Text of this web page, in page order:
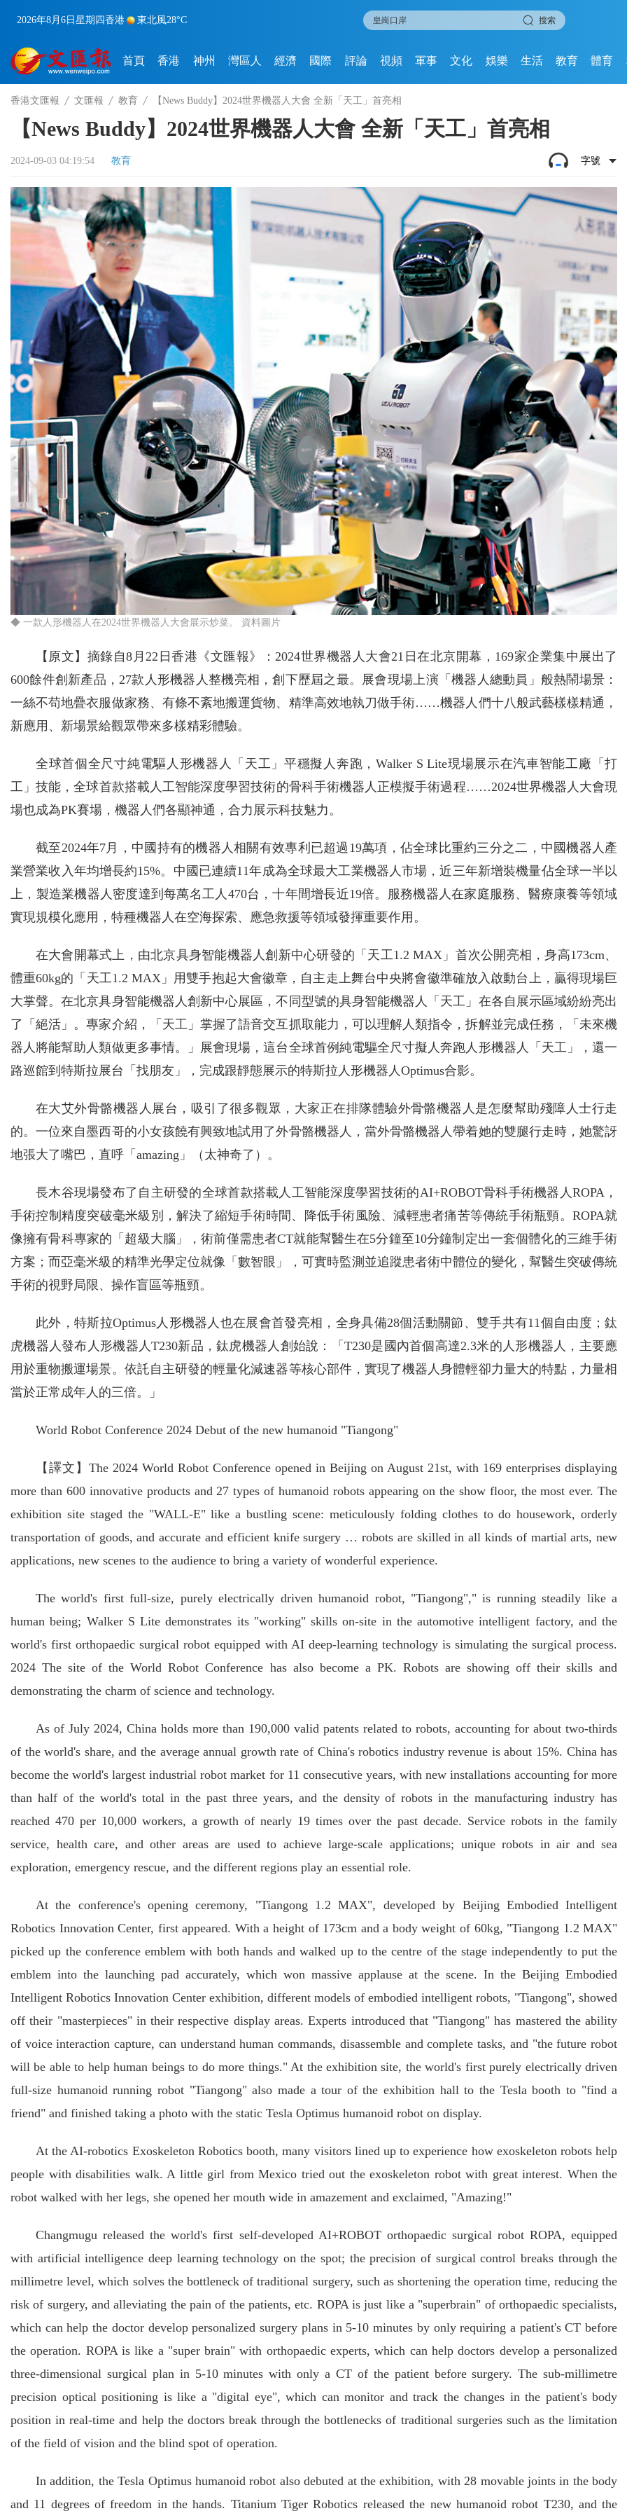
2026年8月6日 星期四香港 東北風28°C 搜索
首頁 香港 神州 灣區人 經濟 國際 評論 視頻 軍事 文化 娛樂 生活 教育 體育
香港文匯報 文匯報 教育 【News Buddy】2024世界機器人大會 全新「天工」首亮相
【News Buddy】2024世界機器人大會 全新「天工」首亮相
2024-09-03 04:19:54 教育 字號
◆ 一款人形機器人在2024世界機器人大會展示炒菜。 資料圖片
【原文】摘錄自8月22日香港《文匯報》：2024世界機器人大會21日在北京開幕，169家企業集中展出了
600餘件創新產品，27款人形機器人整機亮相，創下歷屆之最。展會現場上演「機器人總動員」般熱鬧場景：
一絲不苟地疊衣服做家務、有條不紊地搬運貨物、精準高效地執刀做手術……機器人們十八般武藝樣樣精通，
新應用、新場景給觀眾帶來多樣精彩體驗。
全球首個全尺寸純電驅人形機器人「天工」平穩擬人奔跑，Walker S Lite現場展示在汽車智能工廠「打
工」技能，全球首款搭載人工智能深度學習技術的骨科手術機器人正模擬手術過程……2024世界機器人大會現
場也成為PK賽場，機器人們各顯神通，合力展示科技魅力。
截至2024年7月，中國持有的機器人相關有效專利已超過19萬項，佔全球比重約三分之二，中國機器人產
業營業收入年均增長約15%。中國已連續11年成為全球最大工業機器人市場，近三年新增裝機量佔全球一半以
上，製造業機器人密度達到每萬名工人470台，十年間增長近19倍。服務機器人在家庭服務、醫療康養等領域
實現規模化應用，特種機器人在空海探索、應急救援等領域發揮重要作用。
在大會開幕式上，由北京具身智能機器人創新中心研發的「天工1.2 MAX」首次公開亮相，身高173cm、
體重60kg的「天工1.2 MAX」用雙手抱起大會徽章，自主走上舞台中央將會徽準確放入啟動台上，贏得現場巨
大掌聲。在北京具身智能機器人創新中心展區，不同型號的具身智能機器人「天工」在各自展示區域紛紛亮出
了「絕活」。專家介紹，「天工」掌握了語音交互抓取能力，可以理解人類指令，拆解並完成任務，「未來機
器人將能幫助人類做更多事情。」展會現場，這台全球首例純電驅全尺寸擬人奔跑人形機器人「天工」，還一
路巡館到特斯拉展台「找朋友」，完成跟靜態展示的特斯拉人形機器人Optimus合影。
在大艾外骨骼機器人展台，吸引了很多觀眾，大家正在排隊體驗外骨骼機器人是怎麼幫助殘障人士行走
的。一位來自墨西哥的小女孩饒有興致地試用了外骨骼機器人，當外骨骼機器人帶着她的雙腿行走時，她驚訝
地張大了嘴巴，直呼「amazing」（太神奇了）。
長木谷現場發布了自主研發的全球首款搭載人工智能深度學習技術的AI+ROBOT骨科手術機器人ROPA，
手術控制精度突破毫米級別，解決了縮短手術時間、降低手術風險、減輕患者痛苦等傳統手術瓶頸。ROPA就
像擁有骨科專家的「超級大腦」，術前僅需患者CT就能幫醫生在5分鐘至10分鐘制定出一套個體化的三維手術
方案；而亞毫米級的精準光學定位就像「數智眼」，可實時監測並追蹤患者術中體位的變化，幫醫生突破傳統
手術的視野局限、操作盲區等瓶頸。
此外，特斯拉Optimus人形機器人也在展會首發亮相，全身具備28個活動關節、雙手共有11個自由度；鈦
虎機器人發布人形機器人T230新品，鈦虎機器人創始說：「T230是國內首個高達2.3米的人形機器人，主要應
用於重物搬運場景。依託自主研發的輕量化減速器等核心部件，實現了機器人身體輕卻力量大的特點，力量相
當於正常成年人的三倍。」
World Robot Conference 2024 Debut of the new humanoid "Tiangong"
【譯文】The 2024 World Robot Conference opened in Beijing on August 21st, with 169 enterprises displaying
more than 600 innovative products and 27 types of humanoid robots appearing on the show floor, the most ever. The
exhibition site staged the "WALL-E" like a bustling scene: meticulously folding clothes to do housework, orderly
transportation of goods, and accurate and efficient knife surgery … robots are skilled in all kinds of martial arts, new
applications, new scenes to the audience to bring a variety of wonderful experience.
The world's first full-size, purely electrically driven humanoid robot, "Tiangong"," is running steadily like a
human being; Walker S Lite demonstrates its "working" skills on-site in the automotive intelligent factory, and the
world's first orthopaedic surgical robot equipped with AI deep-learning technology is simulating the surgical process.
2024 The site of the World Robot Conference has also become a PK. Robots are showing off their skills and
demonstrating the charm of science and technology.
As of July 2024, China holds more than 190,000 valid patents related to robots, accounting for about two-thirds
of the world's share, and the average annual growth rate of China's robotics industry revenue is about 15%. China has
become the world's largest industrial robot market for 11 consecutive years, with new installations accounting for more
than half of the world's total in the past three years, and the density of robots in the manufacturing industry has
reached 470 per 10,000 workers, a growth of nearly 19 times over the past decade. Service robots in the family
service, health care, and other areas are used to achieve large-scale applications; unique robots in air and sea
exploration, emergency rescue, and the different regions play an essential role.
At the conference's opening ceremony, "Tiangong 1.2 MAX", developed by Beijing Embodied Intelligent
Robotics Innovation Center, first appeared. With a height of 173cm and a body weight of 60kg, "Tiangong 1.2 MAX"
picked up the conference emblem with both hands and walked up to the centre of the stage independently to put the
emblem into the launching pad accurately, which won massive applause at the scene. In the Beijing Embodied
Intelligent Robotics Innovation Center exhibition, different models of embodied intelligent robots, "Tiangong", showed
off their "masterpieces" in their respective display areas. Experts introduced that "Tiangong" has mastered the ability
of voice interaction capture, can understand human commands, disassemble and complete tasks, and "the future robot
will be able to help human beings to do more things." At the exhibition site, the world's first purely electrically driven
full-size humanoid running robot "Tiangong" also made a tour of the exhibition hall to the Tesla booth to "find a
friend" and finished taking a photo with the static Tesla Optimus humanoid robot on display.
At the AI-robotics Exoskeleton Robotics booth, many visitors lined up to experience how exoskeleton robots help
people with disabilities walk. A little girl from Mexico tried out the exoskeleton robot with great interest. When the
robot walked with her legs, she opened her mouth wide in amazement and exclaimed, "Amazing!"
Changmugu released the world's first self-developed AI+ROBOT orthopaedic surgical robot ROPA, equipped
with artificial intelligence deep learning technology on the spot; the precision of surgical control breaks through the
millimetre level, which solves the bottleneck of traditional surgery, such as shortening the operation time, reducing the
risk of surgery, and alleviating the pain of the patients, etc. ROPA is just like a "superbrain" of orthopaedic specialists,
which can help the doctor develop personalized surgery plans in 5-10 minutes by only requiring a patient's CT before
the operation. ROPA is like a "super brain" with orthopaedic experts, which can help doctors develop a personalized
three-dimensional surgical plan in 5-10 minutes with only a CT of the patient before surgery. The sub-millimetre
precision optical positioning is like a "digital eye", which can monitor and track the changes in the patient's body
position in real-time and help the doctors break through the bottlenecks of traditional surgeries such as the limitation
of the field of vision and the blind spot of operation.
In addition, the Tesla Optimus humanoid robot also debuted at the exhibition, with 28 movable joints in the body
and 11 degrees of freedom in the hands. Titanium Tiger Robotics released the new humanoid robot T230, and the